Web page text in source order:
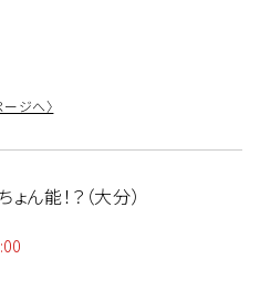
ジへ〉
ん能！？（大分）